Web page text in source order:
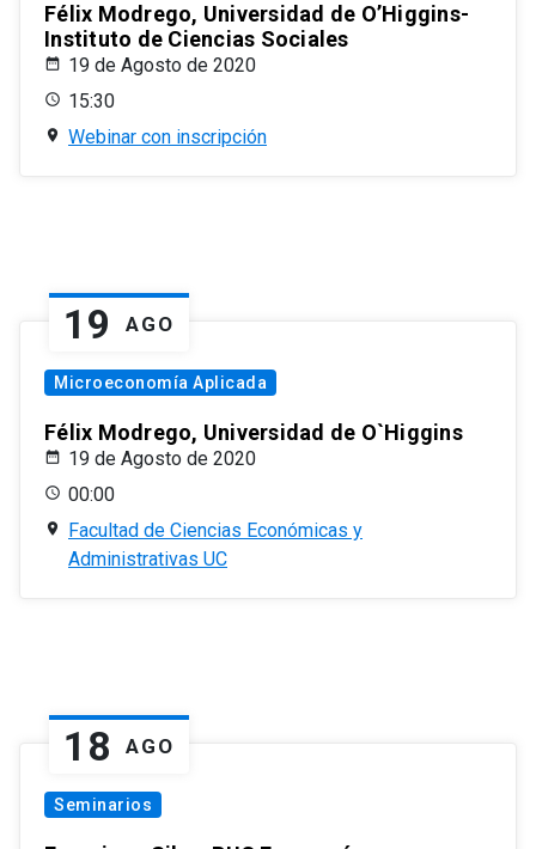
Félix Modrego, Universidad de O’Higgins-
Instituto de Ciencias Sociales
19 de Agosto de 2020
15:30
Webinar con inscripción
19 AGO
Microeconomía Aplicada
Félix Modrego, Universidad de O`Higgins
19 de Agosto de 2020
00:00
Facultad de Ciencias Económicas y
Administrativas UC
18 AGO
Seminarios